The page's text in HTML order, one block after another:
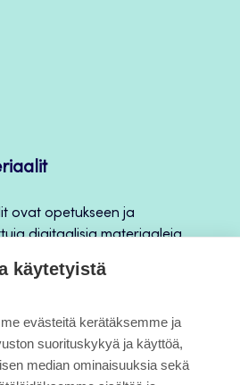
ovat opetukseen ja
digitaalisia materiaaleja,
jatkuvan oppimisen ja
käytetyistä
evästeitä kerätäksemme ja
suorituskykyä ja käyttöä,
median ominaisuuksia sekä